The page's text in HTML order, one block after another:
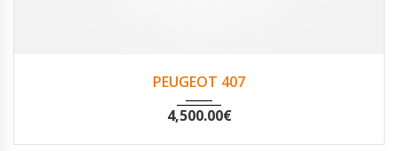
PEUGEOT 407
4,500.00€